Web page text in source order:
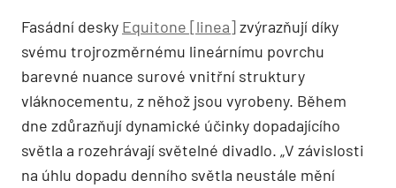
Fasádní desky Equitone [linea]zvýrazňují díky
svému trojrozměrnému lineárnímu povrchu
barevné nuance surové vnitřní struktury
vláknocementu, z něhož jsou vyrobeny. Během
dne zdůrazňují dynamické účinky dopadajícího
světla a rozehrávají světelné divadlo. „V závislosti
na úhlu dopadu denního světla neustále mění